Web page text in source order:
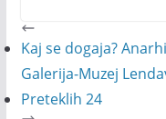
Kaj se dogaja?
Galerija-Muzej
Preteklih 24